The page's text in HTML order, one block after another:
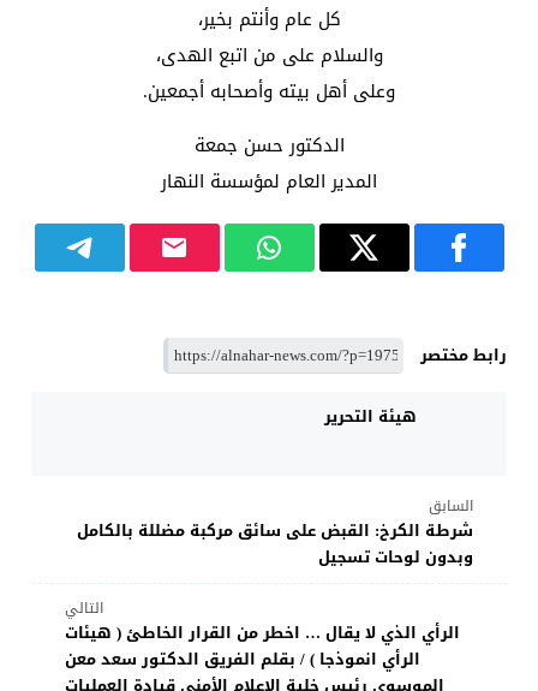
كل عام وأنتم بخير،
والسلام على من اتبع الهدى،
وعلى أهل بيته وأصحابه أجمعين.
الدكتور حسن جمعة
المدير العام لمؤسسة النهار
رابط مختصر
هيئة التحرير
السابق
شرطة الكرخ: القبض على سائق مركبة مضللة بالكامل
وبدون لوحات تسجيل
التالي
الرأي الذي لا يقال … اخطر من القرار الخاطئ ( هيئات
الرأي انموذجا ) / بقلم الفريق الدكتور سعد معن